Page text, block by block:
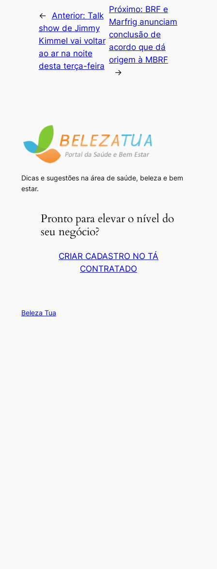
← Anterior: Talk
show de Jimmy
Kimmel vai voltar
ao ar na noite
desta terça-feira
Próximo: BRF e
Marfrig anunciam
conclusão de
acordo que dá
origem à MBRF
→
Dicas e sugestões na área de saúde, beleza e bem
estar.
Pronto para elevar o nível do
seu negócio?
CRIAR CADASTRO NO TÁ
CONTRATADO
Beleza Tua